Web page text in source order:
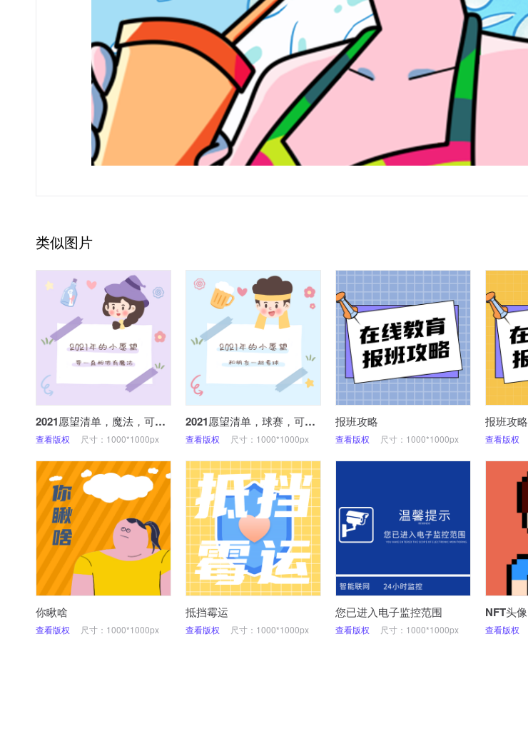
类似图片
2021愿望清单，魔法，可爱，插画
查看版权 尺寸：1000*1000px
2021愿望清单，球赛，可爱，插画
查看版权 尺寸：1000*1000px
报班攻略
查看版权 尺寸：1000*1000px
报班攻略
查看版权
你瞅啥
查看版权 尺寸：1000*1000px
抵挡霉运
查看版权 尺寸：1000*1000px
您已进入电子监控范围
查看版权 尺寸：1000*1000px 查看版权